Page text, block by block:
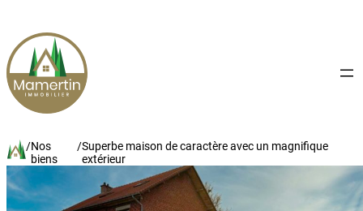
contenu
/Nos
biens
/Superbe maison de caractère avec un magnifique
extérieur